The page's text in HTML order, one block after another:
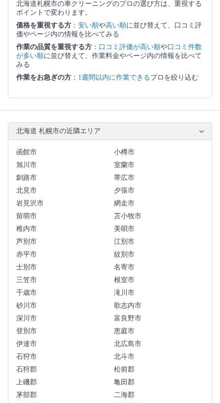
北海道札幌市の車クリーニングのプロの選び方は、重視する
ポイントで変わります。
価格を重視する方 ： 安い順や高い順に並び替えて、口コミ評
価やページ内の情報を比べてみる
作業の品質を重視する方 ： 口コミ評価が高い順や口コミ件数
が多い順に並び替えて、作業料金やページ内の情報を比べて
みる
作業をお急ぎの方 ： 1週間以内に作業できるプロを絞り込む
北海道 札幌市の近隣エリア
函館市
小樽市
旭川市
室蘭市
釧路市
帯広市
北見市
夕張市
岩見沢市
網走市
留萌市
苫小牧市
稚内市
美唄市
芦別市
江別市
赤平市
紋別市
士別市
名寄市
三笠市
根室市
千歳市
滝川市
砂川市
歌志内市
深川市
富良野市
登別市
恵庭市
伊達市
北広島市
石狩市
北斗市
石狩郡
松前郡
上磯郡
亀田郡
茅部郡
二海郡